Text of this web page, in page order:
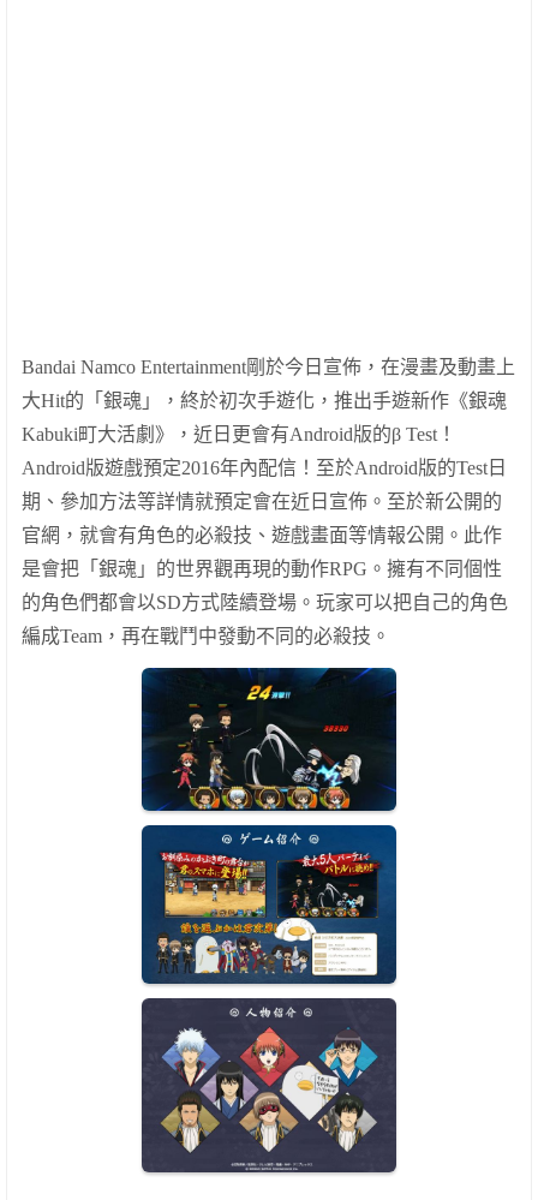
Bandai Namco Entertainment剛於今日宣佈，在漫畫及動畫上
大Hit的「銀魂」，終於初次手遊化，推出手遊新作《銀魂
Kabuki町大活劇》，近日更會有Android版的β Test ！
Android版遊戲預定2016年內配信！至於Android版的Test 日
期、參加方法等詳情就預定會在近日宣佈。至於新公開的
官網，就會有角色的必殺技 、遊戲畫面等情報公開 。 此作
是會把 「銀魂」 的世界觀再現的動作RPG 。 擁有不同個性
的角色們都會以SD方式陸續登場。 玩家可以把自 己的角色
編成Team ，再在戰鬥中發動不同的必殺技。